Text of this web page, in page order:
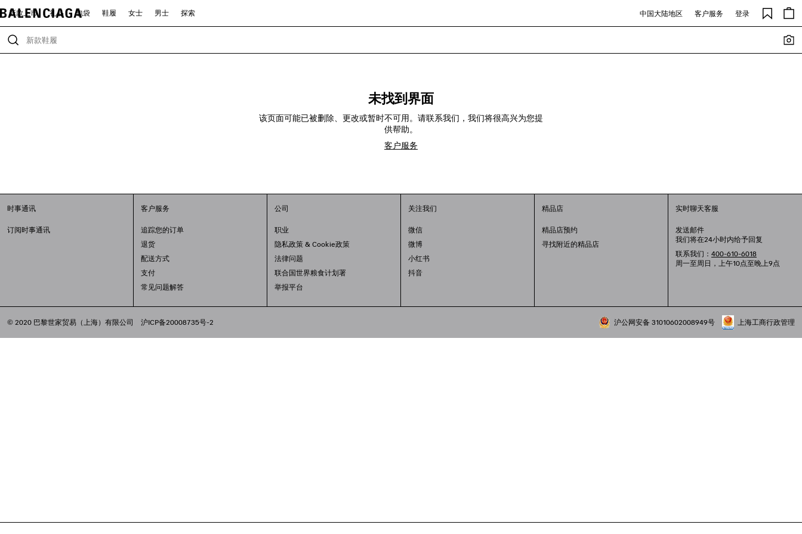
新款上市 礼品 包袋 鞋履 女士 男士 探索 中国大陆地区 客户服务 登录
未找到界面
该页面可能已被删除、更改或暂时不可用。请联系我们，我们将很高兴为您提
供帮助。
客户服务
时事通讯
订阅时事通讯
客户服务
追踪您的订单
退货
配送方式
支付
常见问题解答
公司
职业
隐私政策 & Cookie政策
法律问题
联合国世界粮食计划署
举报平台
关注我们
微信
微博
小红书
抖音
精品店
精品店预约
寻找附近的精品店
实时聊天客服
发送邮件
我们将在24小时内给予回复
联系我们： 400-610-6018
周一至周日，上午10点至晚上9点
© 2020 巴黎世家贸易（上海）有限公司 沪ICP备20008735号-2 沪公网安备 31010602008949号 上海工商行政管理